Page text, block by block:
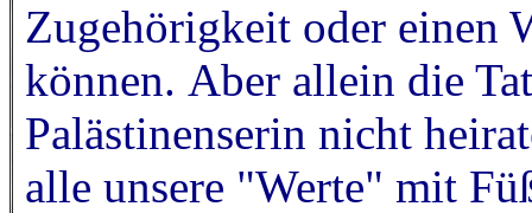
Zugehörigkeit oder einen
können. Aber allein die
Palästinenserin nicht
alle unsere "Werte" mit